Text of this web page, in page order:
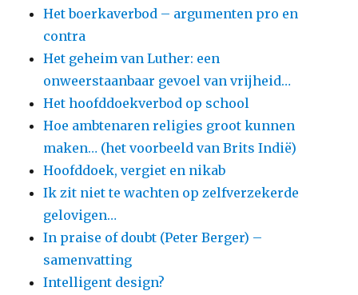
Het boerkaverbod – argumenten pro en
contra
Het geheim van Luther: een
onweerstaanbaar gevoel van vrijheid…
Het hoofddoekverbod op school
Hoe ambtenaren religies groot kunnen
maken… (het voorbeeld van Brits Indië)
Hoofddoek, vergiet en nikab
Ik zit niet te wachten op zelfverzekerde
gelovigen…
In praise of doubt (Peter Berger) –
samenvatting
Intelligent design?